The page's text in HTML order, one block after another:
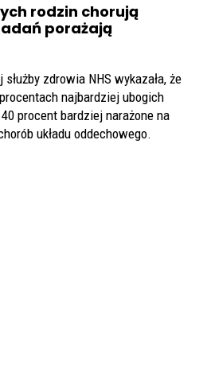
rodzin chorują
porażają
zdrowia NHS wykazała, że
najbardziej ubogich
procent bardziej narażone na
układu oddechowego.